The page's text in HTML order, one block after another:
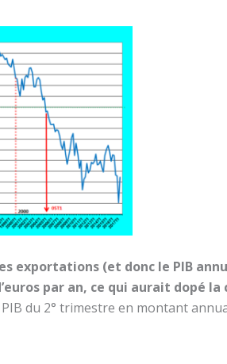
exportations (et donc le PIB
par an, ce qui aurait dopé la
du 2° trimestre en montant